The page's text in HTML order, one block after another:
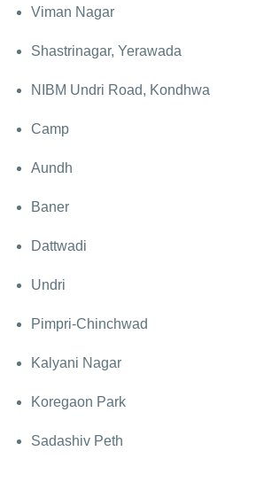
Viman Nagar
Shastrinagar, Yerawada
NIBM Undri Road, Kondhwa
Camp
Aundh
Baner
Dattwadi
Undri
Pimpri-Chinchwad
Kalyani Nagar
Koregaon Park
Sadashiv Peth